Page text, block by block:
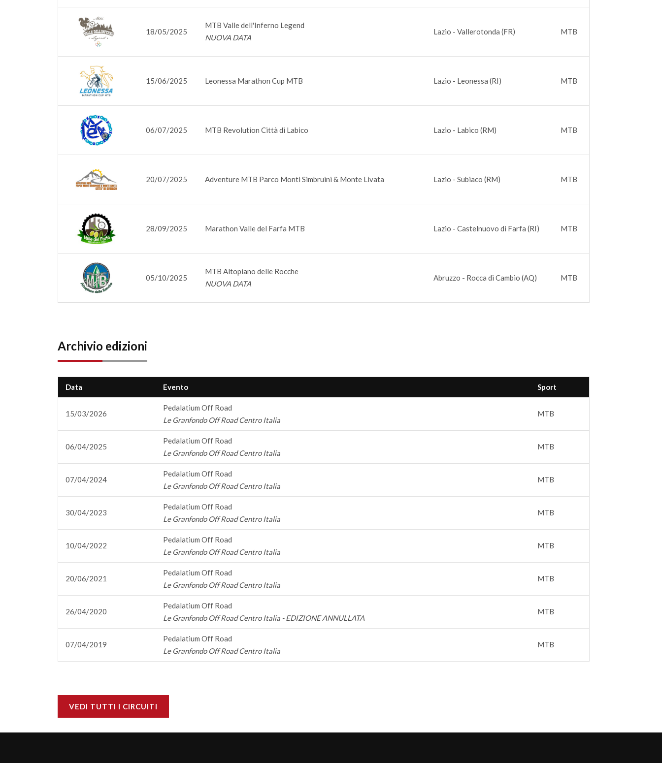
18/05/2025
MTB Valle dell'Inferno Legend
NUOVA DATA
Lazio - Vallerotonda (FR) MTB
15/06/2025 Leonessa Marathon Cup MTB Lazio - Leonessa (RI) MTB
06/07/2025 MTB Revolution Città di Labico Lazio - Labico (RM) MTB
20/07/2025 Adventure MTB Parco Monti Simbruini & Monte Livata Lazio - Subiaco (RM) MTB
28/09/2025 Marathon Valle del Farfa MTB Lazio - Castelnuovo di Farfa (RI) MTB
05/10/2025
MTB Altopiano delle Rocche
NUOVA DATA
Abruzzo - Rocca di Cambio (AQ) MTB
Archivio edizioni
Data Evento Sport
15/03/2026
Pedalatium Off Road
Le Granfondo Off Road Centro Italia
MTB
06/04/2025
Pedalatium Off Road
Le Granfondo Off Road Centro Italia
MTB
07/04/2024
Pedalatium Off Road
Le Granfondo Off Road Centro Italia
MTB
30/04/2023
Pedalatium Off Road
Le Granfondo Off Road Centro Italia
MTB
10/04/2022
Pedalatium Off Road
Le Granfondo Off Road Centro Italia
MTB
20/06/2021
Pedalatium Off Road
Le Granfondo Off Road Centro Italia
MTB
26/04/2020
Pedalatium Off Road
Le Granfondo Off Road Centro Italia - EDIZIONE ANNULLATA
MTB
07/04/2019
Pedalatium Off Road
Le Granfondo Off Road Centro Italia
MTB
VEDI TUTTI I CIRCUITI